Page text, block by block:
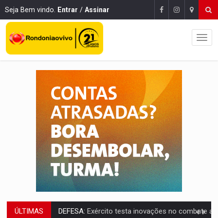
Seja Bem vindo. Entrar / Assinar
ÚLTIMAS TEMAS SOCIOAMBIENTAIS:Em Itapuã do Oeste, CINEMAZÔNIA leva cinema